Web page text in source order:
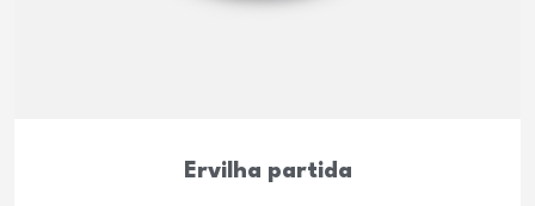
Ervilha partida